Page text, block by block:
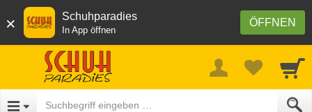
× ÖFFNEN
Schuhparadies
In App öffnen